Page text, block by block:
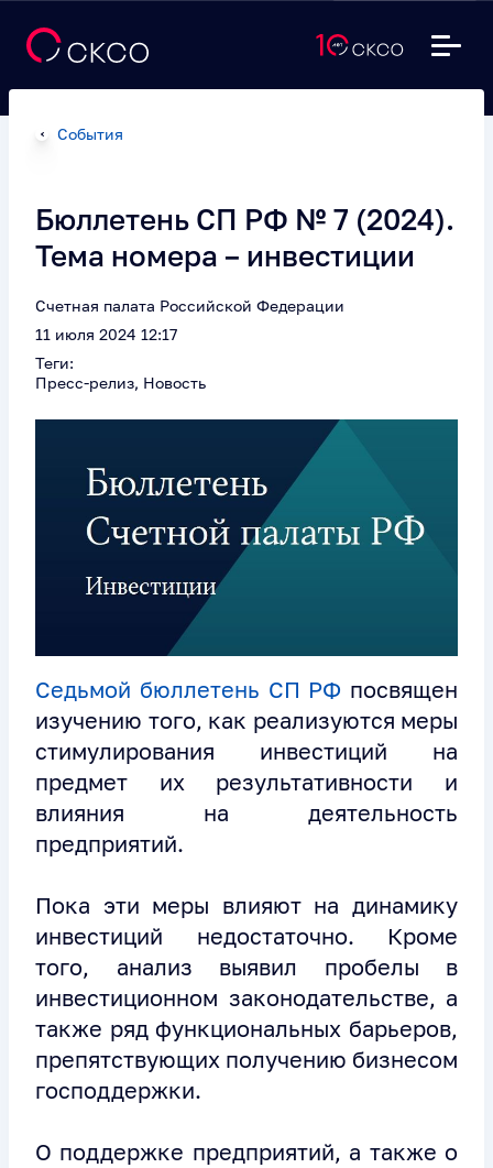
События
Бюллетень СП РФ № 7 (2024).
Тема номера – инвестиции
Счетная палата Российской Федерации
11 июля 2024 12:17
Теги:
Пресс-релиз, Новость
Седьмой бюллетень СП РФ посвящен
изучению того, как реализуются меры
стимулирования инвестиций на
предмет их результативности и
влияния на деятельность
предприятий.
Пока эти меры влияют на динамику
инвестиций недостаточно. Кроме
того, анализ выявил пробелы в
инвестиционном законодательстве, а
также ряд функциональных барьеров,
препятствующих получению бизнесом
господдержки.
О поддержке предприятий, а также о